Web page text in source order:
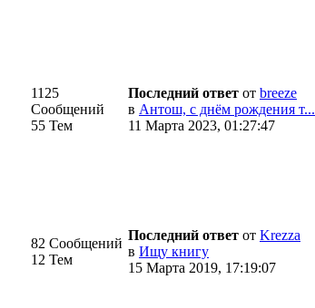
1125
Сообщений
55 Тем
Последний ответ от breeze
в Антош, с днём рождения т...
11 Марта 2023, 01:27:47
82 Сообщений
12 Тем
Последний ответ от Krezza
в Ищу книгу
15 Марта 2019, 17:19:07